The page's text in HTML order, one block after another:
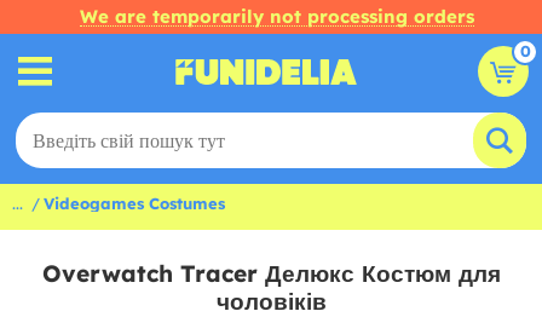
We are temporarily not processing orders
0
... Videogames Costumes
Overwatch Tracer Делюкс Костюм для
чоловіків